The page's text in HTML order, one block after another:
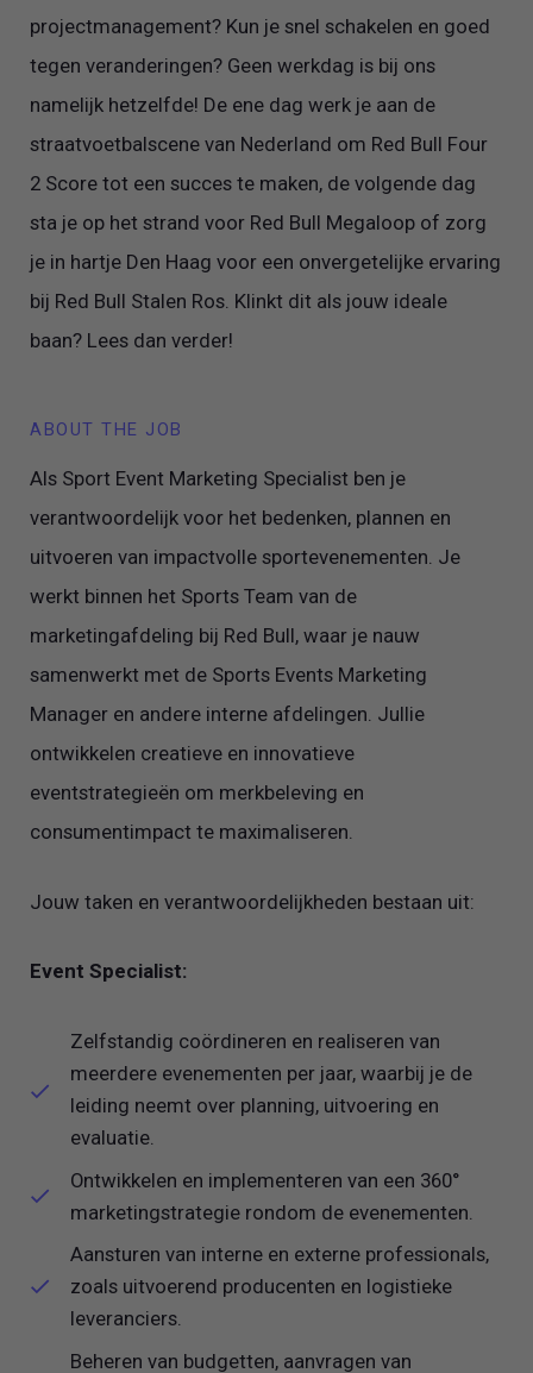
projectmanagement? Kun je snel schakelen en goed
tegen veranderingen? Geen werkdag is bij ons
namelijk hetzelfde! De ene dag werk je aan de
straatvoetbalscene van Nederland om Red Bull Four
2 Score tot een succes te maken, de volgende dag
sta je op het strand voor Red Bull Megaloop of zorg
je in hartje Den Haag voor een onvergetelijke ervaring
bij Red Bull Stalen Ros. Klinkt dit als jouw ideale
baan? Lees dan verder!
ABOUT THE JOB
Als Sport Event Marketing Specialist ben je
verantwoordelijk voor het bedenken, plannen en
uitvoeren van impactvolle sportevenementen. Je
werkt binnen het Sports Team van de
marketingafdeling bij Red Bull, waar je nauw
samenwerkt met de Sports Events Marketing
Manager en andere interne afdelingen. Jullie
ontwikkelen creatieve en innovatieve
eventstrategieën om merkbeleving en
consumentimpact te maximaliseren.
Jouw taken en verantwoordelijkheden bestaan uit:
Event Specialist:
Zelfstandig coördineren en realiseren van
meerdere evenementen per jaar, waarbij je de
leiding neemt over planning, uitvoering en
evaluatie.
Ontwikkelen en implementeren van een 360°
marketingstrategie rondom de evenementen.
Aansturen van interne en externe professionals,
zoals uitvoerend producenten en logistieke
leveranciers.
Beheren van budgetten, aanvragen van